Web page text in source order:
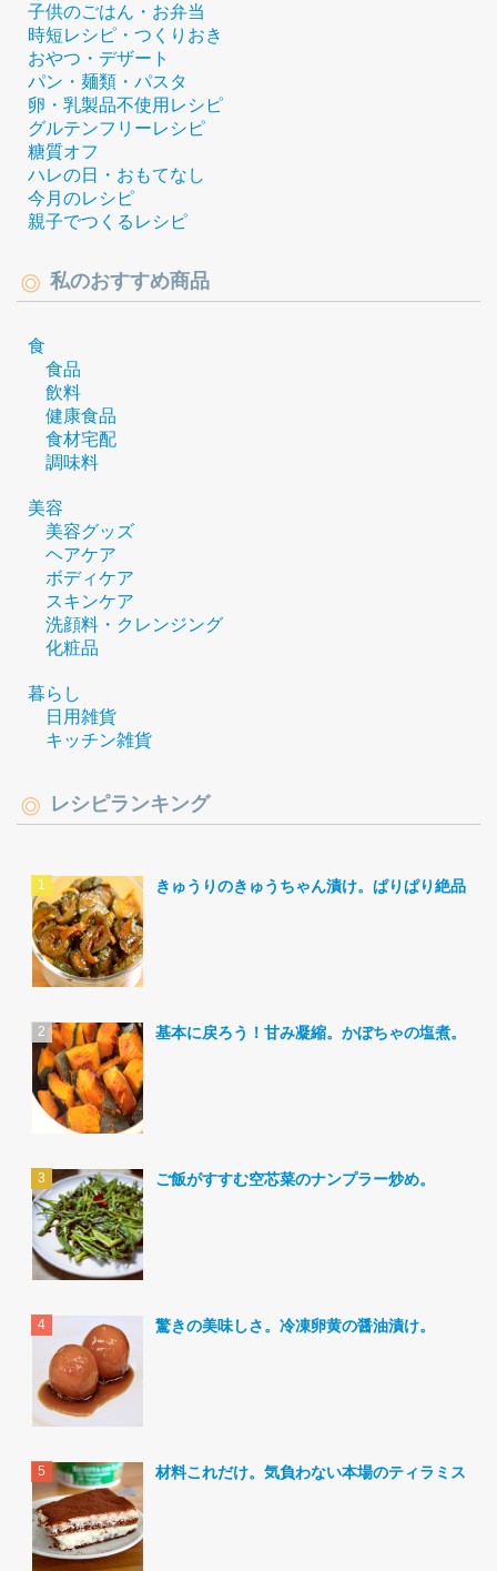
子供のごはん・お弁当
時短レシピ・つくりおき
おやつ・デザート
パン・麺類・パスタ
卵・乳製品不使用レシピ
グルテンフリーレシピ
糖質オフ
ハレの日・おもてなし
今月のレシピ
親子でつくるレシピ
私のおすすめ商品
食
食品
飲料
健康食品
食材宅配
調味料
美容
美容グッズ
ヘアケア
ボディケア
スキンケア
洗顔料・クレンジング
化粧品
暮らし
日用雑貨
キッチン雑貨
レシピランキング
きゅうりのきゅうちゃん漬け。ぱりぱり絶品。
基本に戻ろう！甘み凝縮。かぼちゃの塩煮。
ご飯がすすむ空芯菜のナンプラー炒め。
驚きの美味しさ。冷凍卵黄の醤油漬け。
材料これだけ。気負わない本場のティラミス。